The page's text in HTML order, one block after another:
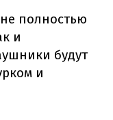
полностью
и
будут
и